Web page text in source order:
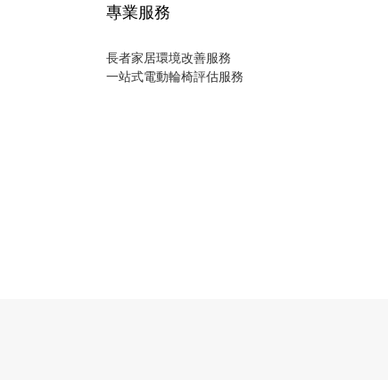
專業服務
長者家居環境改善服務
一站式電動輪椅評估服務